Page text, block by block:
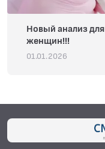
Новый анализ для
женщин!!!
01.01.2026